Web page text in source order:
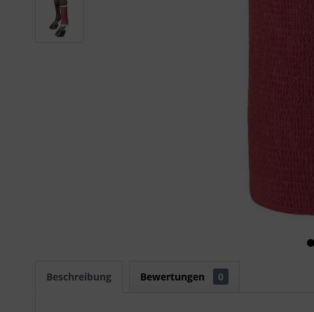
Beschreibung Bewertungen 0